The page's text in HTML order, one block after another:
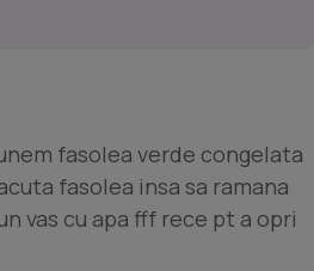
fasolea verde congelata
fasolea insa sa ramana
vas cu apa fff rece pt a opri